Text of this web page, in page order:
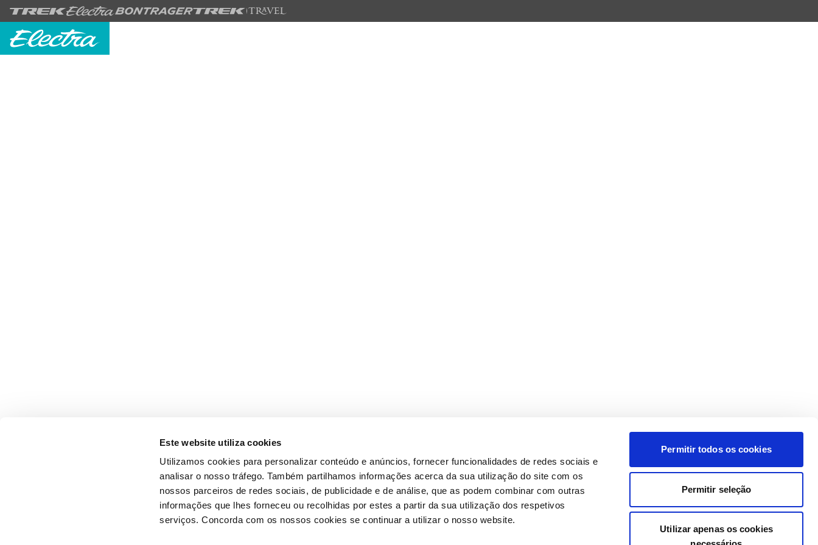
Este website utiliza cookies
Utilizamos cookies para personalizar conteúdo e anúncios, fornecer funcionalidades de redes sociais e
analisar o nosso tráfego. Também partilhamos informações acerca da sua utilização do site com os
nossos parceiros de redes sociais, de publicidade e de análise, que as podem combinar com outras
informações que lhes forneceu ou recolhidas por estes a partir da sua utilização dos respetivos
serviços. Concorda com os nossos cookies se continuar a utilizar o nosso website.
Permitir todos os cookies
Permitir seleção
Utilizar apenas os cookies